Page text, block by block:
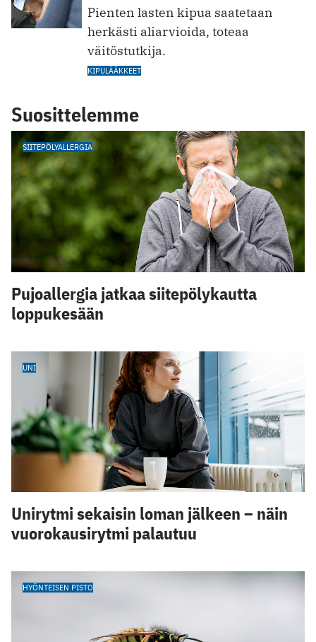
Pienten lasten kipua saatetaan
herkästi aliarvioida, toteaa
väitöstutkija.
KIPULÄÄKKEET
Suosittelemme
SIITEPÖLYALLERGIA
Pujoallergia jatkaa siitepölykautta
loppukesään
UNI
Unirytmi sekaisin loman jälkeen – näin
vuorokausirytmi palautuu
HYÖNTEISEN PISTO